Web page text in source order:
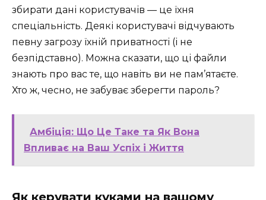
збирати дані користувачів — це їхня
спеціальність. Деякі користувачі відчувають
певну загрозу їхній приватності (і не
безпідставно). Можна сказати, що ці файли
знають про вас те, що навіть ви не пам’ятаєте.
Хто ж, чесно, не забуває зберегти пароль?
Амбіція: Що Це Таке та Як Вона
Впливає на Ваш Успіх і Життя
Як керувати куками на вашому